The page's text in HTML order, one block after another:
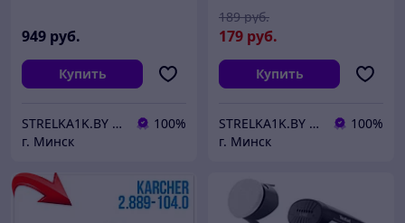
949 руб.
Купить
STRELKA1K.BY | Качественная бытовая техника в Вашем доме!
100%
г. Минск
179 руб.
189 руб.
Купить
STRELKA1K.BY | Качественная бытовая техника в Вашем доме!
100%
г. Минск